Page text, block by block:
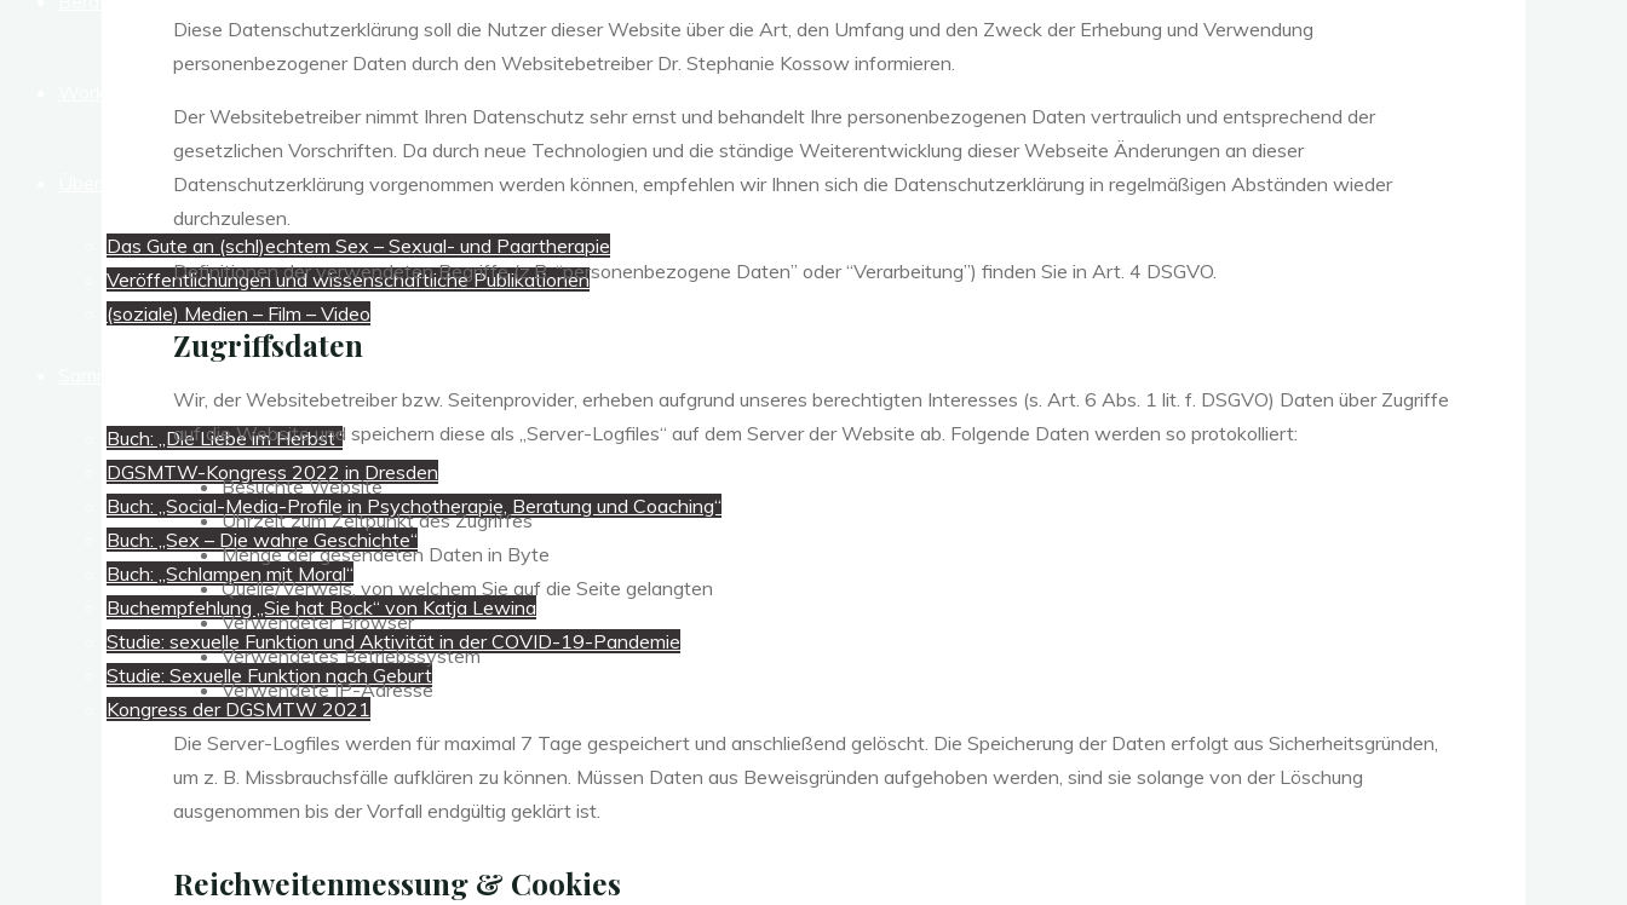
Das Gute an (schl)echtem Sex – Sexual- und Paartherapie
Veröffentlichungen und wissenschaftliche Publikationen
(soziale) Medien – Film – Video
Buch: „Die Liebe im Herbst“
DGSMTW-Kongress 2022 in Dresden
Buch: „Social-Media-Profile in Psychotherapie, Beratung und Coaching“
Buch: „Sex – Die wahre Geschichte“
Buch: „Schlampen mit Moral“
Buchempfehlung „Sie hat Bock“ von Katja Lewina
Studie: sexuelle Funktion und Aktivität in der COVID-19-Pandemie
Studie: Sexuelle Funktion nach Geburt
Kongress der DGSMTW 2021
Diese Datenschutzerklärung soll die Nutzer dieser Website über die Art, den Umfang und den Zweck der Erhebung und Verwendung
personenbezogener Daten durch den Websitebetreiber Dr. Stephanie Kossow informieren.
Der Websitebetreiber nimmt Ihren Datenschutz sehr ernst und behandelt Ihre personenbezogenen Daten vertraulich und entsprechend der
gesetzlichen Vorschriften. Da durch neue Technologien und die ständige Weiterentwicklung dieser Webseite Änderungen an dieser
Datenschutzerklärung vorgenommen werden können, empfehlen wir Ihnen sich die Datenschutzerklärung in regelmäßigen Abständen wieder
durchzulesen.
Definitionen der verwendeten Begriffe (z.B. “personenbezogene Daten” oder “Verarbeitung”) finden Sie in Art. 4 DSGVO.
Zugriffsdaten
Wir, der Websitebetreiber bzw. Seitenprovider, erheben aufgrund unseres berechtigten Interesses (s. Art. 6 Abs. 1 lit. f. DSGVO) Daten über Zugriffe
auf die Website und speichern diese als „Server-Logfiles“ auf dem Server der Website ab. Folgende Daten werden so protokolliert:
Besuchte Website
Uhrzeit zum Zeitpunkt des Zugriffes
Menge der gesendeten Daten in Byte
Quelle/Verweis, von welchem Sie auf die Seite gelangten
Verwendeter Browser
Verwendetes Betriebssystem
Verwendete IP-Adresse
Die Server-Logfiles werden für maximal 7 Tage gespeichert und anschließend gelöscht. Die Speicherung der Daten erfolgt aus Sicherheitsgründen,
um z. B. Missbrauchsfälle aufklären zu können. Müssen Daten aus Beweisgründen aufgehoben werden, sind sie solange von der Löschung
ausgenommen bis der Vorfall endgültig geklärt ist.
Reichweitenmessung & Cookies